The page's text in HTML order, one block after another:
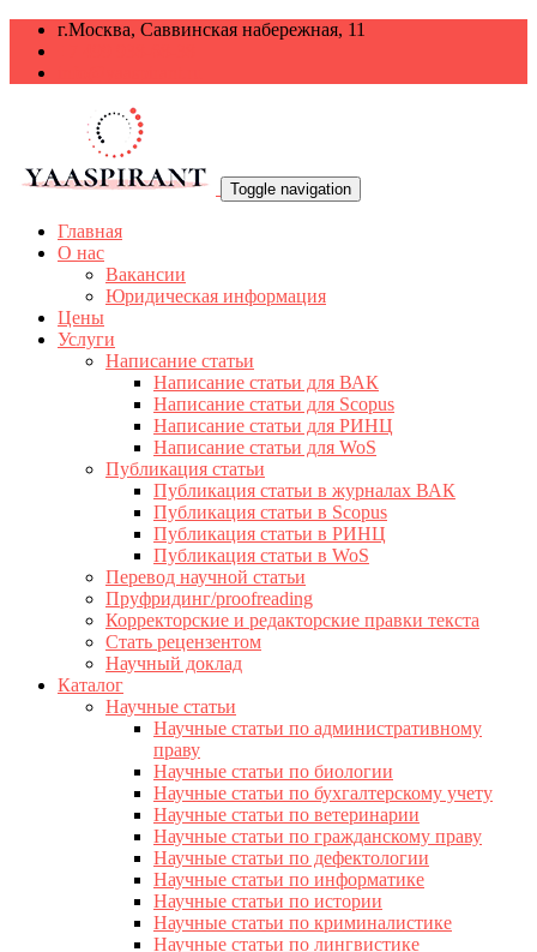
г.Москва, Саввинская набережная, 11
Toggle navigation
Главная
О нас
Вакансии
Юридическая информация
Цены
Услуги
Написание статьи
Написание статьи для ВАК
Написание статьи для Scopus
Написание статьи для РИНЦ
Написание статьи для WoS
Публикация статьи
Публикация статьи в журналах ВАК
Публикация статьи в Scopus
Публикация статьи в РИНЦ
Публикация статьи в WoS
Перевод научной статьи
Пруфридинг/proofreading
Корректорские и редакторские правки текста
Стать рецензентом
Научный доклад
Каталог
Научные статьи
Научные статьи по административному
праву
Научные статьи по биологии
Научные статьи по бухгалтерскому учету
Научные статьи по ветеринарии
Научные статьи по гражданскому праву
Научные статьи по дефектологии
Научные статьи по информатике
Научные статьи по истории
Научные статьи по криминалистике
Научные статьи по лингвистике